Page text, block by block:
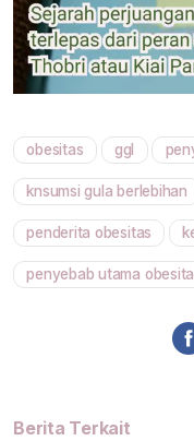
obesitas ggl
knsumsi gula berlebihan
penderita obesitas
penyebab utama
Berita Terkait